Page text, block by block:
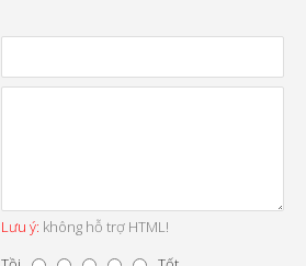
Lưu ý: không hỗ trợ HTML!